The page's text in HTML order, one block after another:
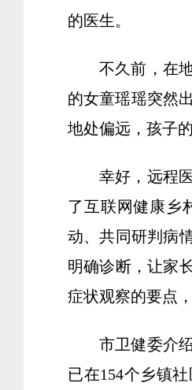
的医生。
不久前，在
的女童瑶瑶突然
地处偏远，孩子
幸好，远程
了互联网健康乡
动、共同研判病
明确诊断，让家
症状观察的要点
市卫健委介
已在154个乡镇